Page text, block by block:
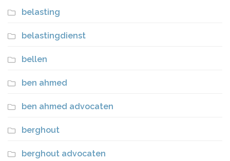
belasting
belastingdienst
bellen
ben ahmed
ben ahmed advocaten
berghout
berghout advocaten